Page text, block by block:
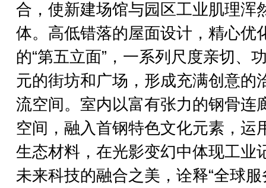
合，使新建场馆与园区工业肌理浑
体。高低错落的屋面设计，精心优
的“第五立面”，一系列尺度亲切、
元的街坊和广场，形成充满创意的
流空间。室内以富有张力的钢骨连
空间，融入首钢特色文化元素，运
生态材料，在光影变幻中体现工业
未来科技的融合之美，诠释“全球